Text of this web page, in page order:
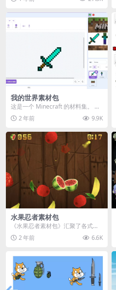
涵盖角色、背景、动...
我的世界素材包
这是一个 Minecraft 的材料集。 操
作方法如下： 工具 → 右箭头 怪物...
2 年前 9.9K
水果忍者素材包
《水果忍者素材包》汇聚了各式鲜
美诱人的水果图像与清脆悦耳的切
割音效，专为追求极致...
2 年前 6.6K